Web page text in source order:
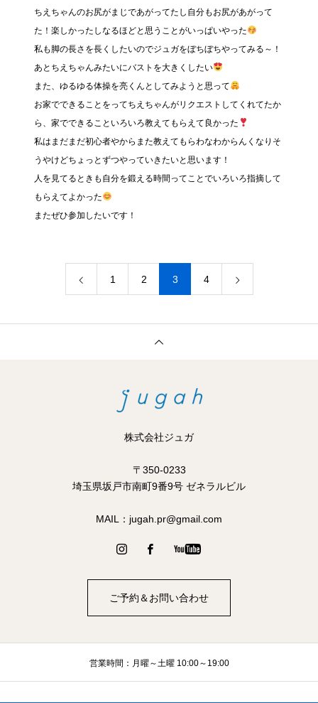
ちえちゃんのお尻がまじであがってたし自分もお尻があがって
た！楽しかったしなるほどと思うことがいっぱいやった
私も脚の長さを長くしたいのでジュガをぼちぼちやってみる～！
あとちえちゃんみたいにバストを大きくしたい
また、ゆるゆる体操を亮くんとしてみようと思って
お家でできることをってちえちゃんがリクエストしてくれてたか
ら、家でできることいろいろ教えてもらえて良かった
私はまだまだ初心者やからまた教えてもらわなわからんくなりそ
うやけどちょっとずつやっていきたいと思います！
人を見てるときも自分を鍛える時間ってことでいろいろ指摘して
もらえてよかった
またぜひ参加したいです！
1 2 3 4
株式会社ジュガ
〒350-0233
​​埼玉県坂戸市南町9番9号 ゼネラルビル
MAIL：jugah.pr@gmail.com
ご予約＆お問い合わせ
営業時間：月曜～土曜 10:00～19:00